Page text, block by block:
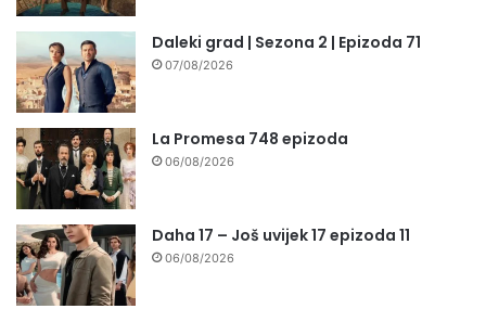
Daleki grad | Sezona 2 | Epizoda 71
07/08/2026
La Promesa 748 epizoda
06/08/2026
Daha 17 – Još uvijek 17 epizoda 11
06/08/2026